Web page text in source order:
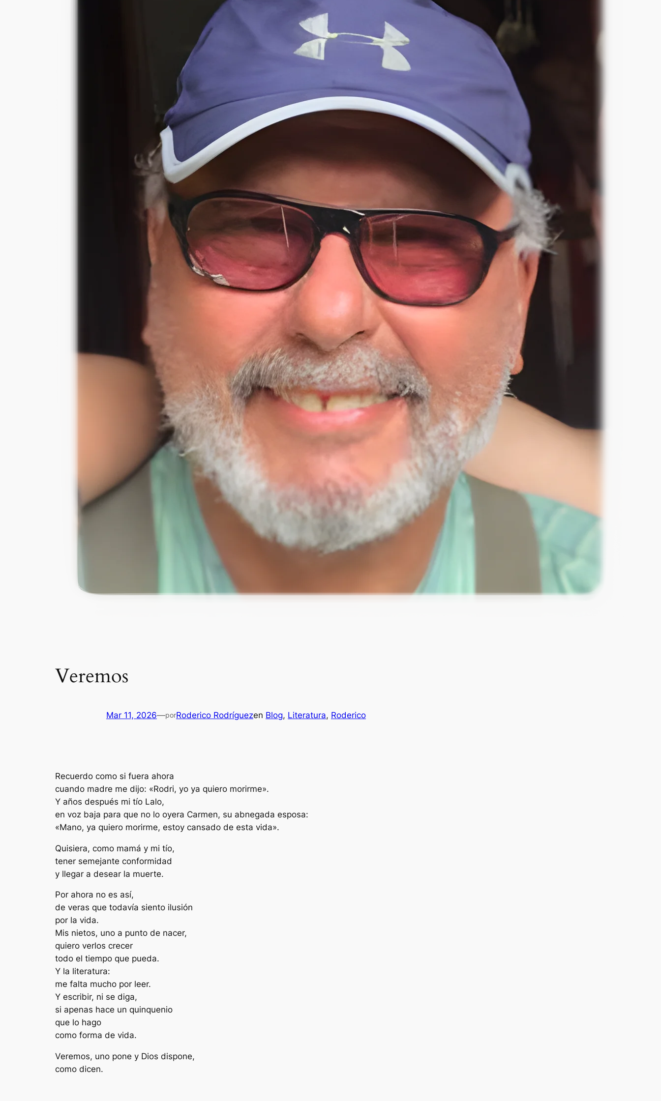
Veremos
Mar 11, 2026—porRoderico Rodríguezen Blog, Literatura, Roderico
Recuerdo como si fuera ahora
cuando madre me dijo: «Rodri, yo ya quiero morirme».
Y años después mi tío Lalo,
en voz baja para que no lo oyera Carmen, su abnegada esposa:
«Mano, ya quiero morirme, estoy cansado de esta vida».
Quisiera, como mamá y mi tío,
tener semejante conformidad
y llegar a desear la muerte.
Por ahora no es así,
de veras que todavía siento ilusión
por la vida.
Mis nietos, uno a punto de nacer,
quiero verlos crecer
todo el tiempo que pueda.
Y la literatura:
me falta mucho por leer.
Y escribir, ni se diga,
si apenas hace un quinquenio
que lo hago
como forma de vida.
Veremos, uno pone y Dios dispone,
como dicen.